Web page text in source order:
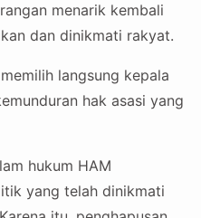
menarik kembali
dan dinikmati rakyat.
langsung kepala
hak asasi yang
hukum HAM
yang telah dinikmati